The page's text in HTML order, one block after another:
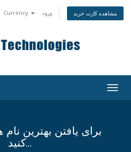
Currency ورود مشاهده کارت خرید
برای یافتن بهترین
کنید...